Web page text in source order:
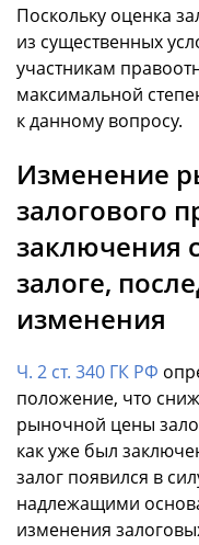
Поскольку оценка
из существенных
участникам
максимальной
к данному вопросу.
Изменение
залогового
заключения
залоге,
изменения
Ч. 2 ст. 340 ГК РФ
положение, что
рыночной цены
как уже был
залог появился в
надлежащими
изменения